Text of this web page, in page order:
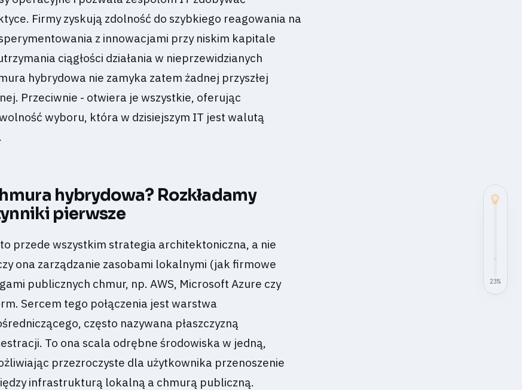
23%
Firmy zyskują zdolność do szybkiego reagowania na
z innowacjami przy niskim kapitale
ciągłości działania w nieprzewidzianych
hybrydowa nie zamyka zatem żadnej przyszłej
Przeciwnie - otwiera je wszystkie, oferując
wyboru, która w dzisiejszym IT jest walutą
hybrydowa? Rozkładamy
pierwsze
przede wszystkim strategia architektoniczna, a nie
ona zarządzanie zasobami lokalnymi (jak firmowe
publicznych chmur, np. AWS, Microsoft Azure czy
Sercem tego połączenia jest warstwa
często nazywana płaszczyzną
To ona scala odrębne środowiska w jedną,
przezroczyste dla użytkownika przenoszenie
infrastrukturą lokalną a chmurą publiczną.